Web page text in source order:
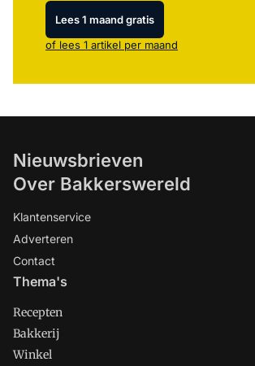
Lees 1 maand gratis
of lees 1 artikel per maand
Nieuwsbrieven
Over Bakkerswereld
Klantenservice
Adverteren
Contact
Thema's
Recepten
Bakkerij
Winkel